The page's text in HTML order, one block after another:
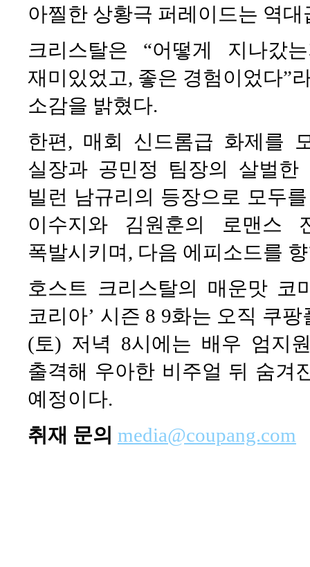
아찔한 상황극 퍼레이드는 역
크리스탈은 “어떻게 지나갔
재미있었고, 좋은 경험이었다”
소감을 밝혔다.
한편, 매회 신드롬급 화제를
실장과 공민정 팀장의 살벌
빌런 남규리의 등장으로 모두
이수지와 김원훈의 로맨스
폭발시키며, 다음 에피소드를
호스트 크리스탈의 매운맛 코
코리아’ 시즌 8 9화는 오직 쿠
(토) 저녁 8시에는 배우 엄지
출격해 우아한 비주얼 뒤 숨겨
예정이다.
취재 문의 media@coupang.com